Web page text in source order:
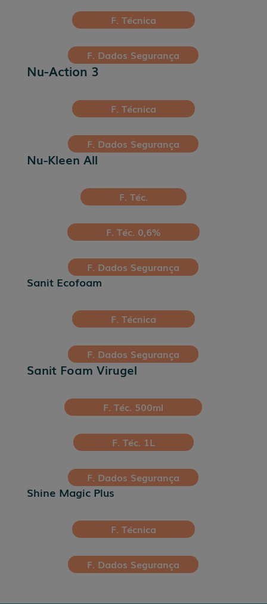
F. Técnica
F. Dados Segurança
Nu-Action 3
F. Técnica
F. Dados Segurança
Nu-Kleen All
F. Téc.
F. Téc. 0,6%
F. Dados Segurança
Sanit Ecofoam
F. Técnica
F. Dados Segurança
Sanit Foam Virugel
F. Téc. 500ml
F. Téc. 1L
F. Dados Segurança
Shine Magic Plus
F. Técnica
F. Dados Segurança